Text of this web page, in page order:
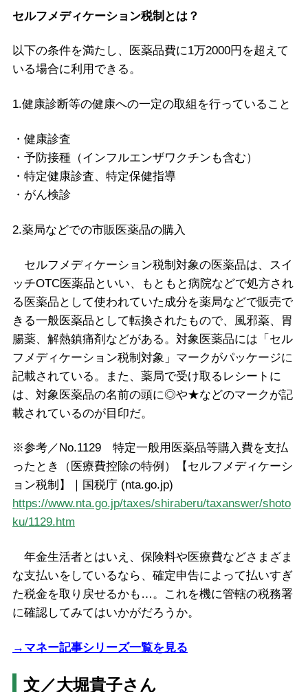
セルフメディケーション税制とは？
以下の条件を満たし、医薬品費に1万2000円を超えて
いる場合に利用できる。
1.健康診断等の健康への一定の取組を行っていること
・健康診査
・予防接種（インフルエンザワクチンも含む）
・特定健康診査、特定保健指導
・がん検診
2.薬局などでの市販医薬品の購入
セルフメディケーション税制対象の医薬品は、スイ
ッチOTC医薬品といい、もともと病院などで処方され
る医薬品として使われていた成分を薬局などで販売で
きる一般医薬品として転換されたもので、風邪薬、胃
腸薬、解熱鎮痛剤などがある。対象医薬品には「セル
フメディケーション税制対象」マークがパッケージに
記載されている。また、薬局で受け取るレシートに
は、対象医薬品の名前の頭に◎や★などのマークが記
載されているのが目印だ。
※参考／No.1129 特定一般用医薬品等購入費を支払
ったとき（医療費控除の特例）【セルフメディケーシ
ョン税制】｜国税庁 (nta.go.jp)
https://www.nta.go.jp/taxes/shiraberu/taxanswer/shoto
ku/1129.htm
年金生活者とはいえ、保険料や医療費などさまざま
な支払いをしているなら、確定申告によって払いすぎ
た税金を取り戻せるかも…。これを機に管轄の税務署
に確認してみてはいかがだろうか。
→マネー記事シリーズ一覧を見る
文／大堀貴子さん